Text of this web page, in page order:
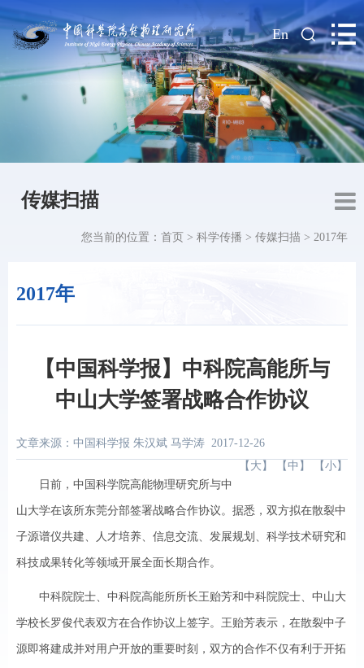
| En
传媒扫描
2017年
您当前的位置： 首页 > 科学传播 > 传媒扫描 > 2017年
【中国科学报】中科院高能所与
中山大学签署战略合作协议
文章来源：中国科学报 朱汉斌 马学涛 2017-12-26
【 大 】 【 中 】 【 小 】
日前，中国科学院高能物理研究所与中
山大学在该所东莞分部签署战略合作协议。据悉，双方拟在散裂中
子源谱仪共建、人才培养、信息交流、发展规划、科学技术研究和
科技成果转化等领域开展全面长期合作。
中科院院士、中科院高能所所长王贻芳和中科院院士、中山大
学校长罗俊代表双方在合作协议上签字。王贻芳表示，在散裂中子
源即将建成并对用户开放的重要时刻，双方的合作不仅有利于开拓